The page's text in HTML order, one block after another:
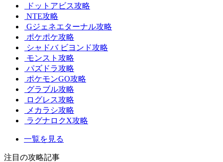
ドットアビス攻略
NTE攻略
Gジェネエターナル攻略
ポケポケ攻略
シャドバ ビヨンド攻略
モンスト攻略
パズドラ攻略
ポケモンGO攻略
グラブル攻略
ログレス攻略
メカラシ攻略
ラグナロクX攻略
一覧を見る
注目の攻略記事